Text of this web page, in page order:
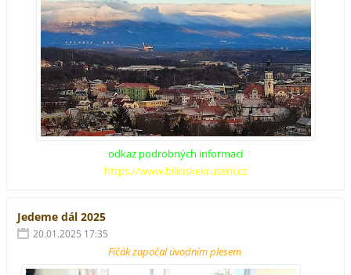
odkaz podrobných informací
https.//www.bilinskekruseni,cz
Jedeme dál 2025
20.01.2025 17:35
Fičák započal úvodním plesem